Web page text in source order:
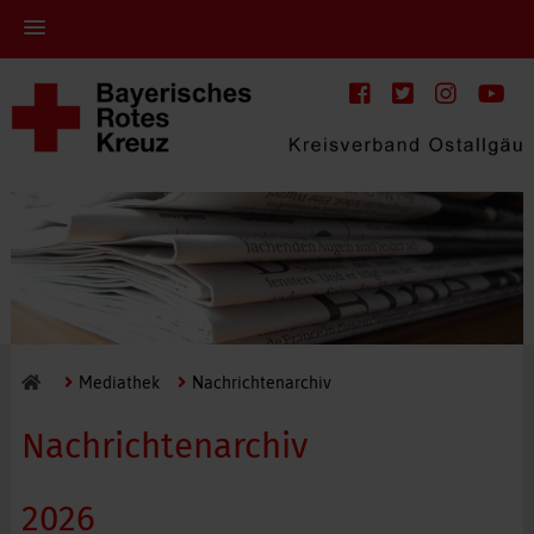
Mediathek Nachrichtenarchiv
Nachrichtenarchiv
2026